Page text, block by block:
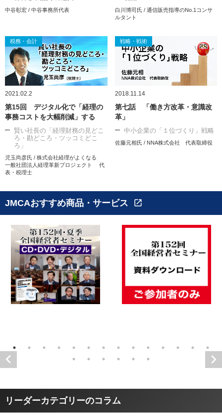
中谷彰宏 / 中谷事務所代表
白川博司氏 / 通信販売指導のNo.1コンサ
ルタント
税務・会計
2021.02.2
第15回 デジタル化で「経理の
事務コストを大幅削減」する
賢い社長の「経理財務の見どこ
ろ・勘どころ・ツッコミどこ
ろ」
児玉尚彦氏 / 株式会社経理がよくなる
一般社団法人経理革新プロジェクト 代
表・税理士
戦略・戦術
2018.11.14
第七話 「働き方改革・意識改
革」
中小企業の「１位づくり」戦略
佐藤元相氏 / NNA株式会社 代表取締役
JMCAおすすめ商品・サービス open_in_new
リーダーカテゴリーのコラム